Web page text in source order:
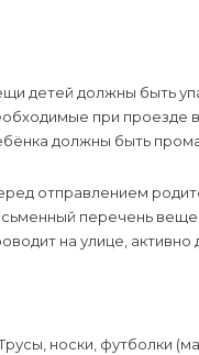
детей должны быть
при проезде
должны быть
отправлением
перечень
на улице,
носки, футболки